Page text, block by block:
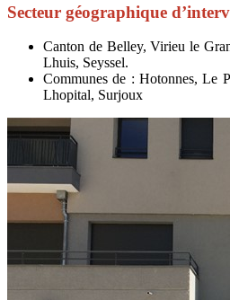
Secteur géographique
Canton de Belley, Virieu le
Lhuis, Seyssel.
Communes de : Hotonnes, Le
Lhopital, Surjoux